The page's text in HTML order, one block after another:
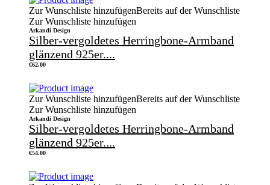
Zur Wunschliste hinzufügenBereits auf der Wunschliste
Zur Wunschliste hinzufügen
Arkandi Design
Silber-vergoldetes Herringbone-Armband
glänzend 925er....
€62.00
Zur Wunschliste hinzufügenBereits auf der Wunschliste
Zur Wunschliste hinzufügen
Arkandi Design
Silber-vergoldetes Herringbone-Armband
glänzend 925er....
€54.00